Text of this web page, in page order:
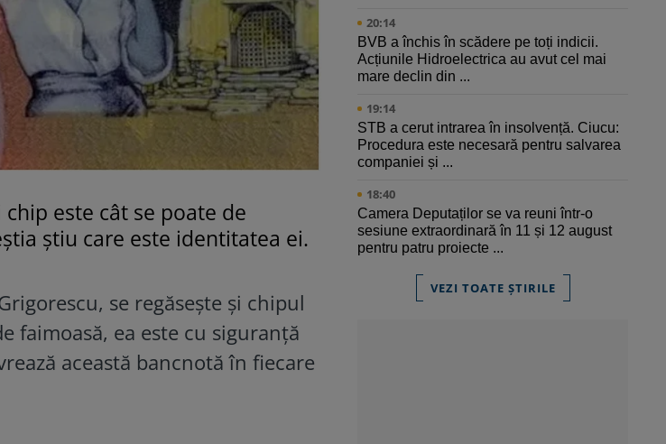
este cât se poate de
știu care este identitatea ei.
se regăsește și chipul
faimoasă, ea este cu siguranță
această bancnotă în fiecare
20:14
BVB a închis în scădere pe toți indicii.
Acțiunile Hidroelectrica au avut cel mai
mare declin din ...
19:14
STB a cerut intrarea în insolvență. Ciucu:
Procedura este necesară pentru salvarea
companiei și ...
18:40
Camera Deputaților se va reuni într-o
sesiune extraordinară în 11 și 12 august
pentru patru proiecte ...
VEZI TOATE ȘTIRILE